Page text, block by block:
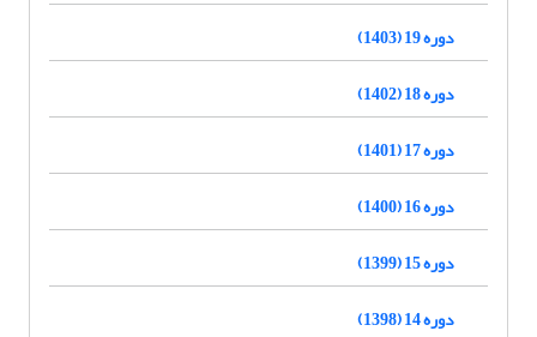
دوره 19 (1403)
دوره 18 (1402)
دوره 17 (1401)
دوره 16 (1400)
دوره 15 (1399)
دوره 14 (1398)